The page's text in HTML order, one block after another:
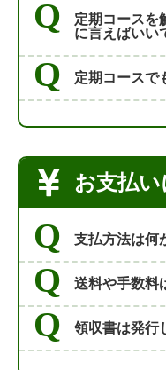
定期コースを
に言えばいい
定期コースで
お支払
支払方法は何
送料や手数料
領収書は発行